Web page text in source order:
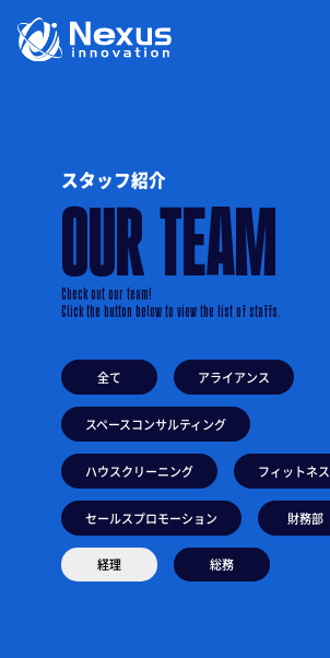
スタッフ紹介
OUR TEAM
Check out our team!
Click the button below to view the list of staffs.
全て アライアンス
スペースコンサルティング
ハウスクリーニング フィットネス
セールスプロモーション 財務部
経理 総務